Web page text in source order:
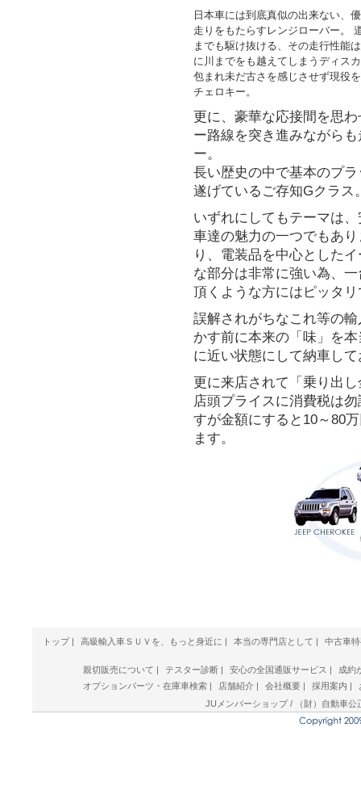
デュアルモーターAWD
パフォーマンス
ホワイトウォーターパール
総額 256万円
新車保証残有
他、4台在庫有り。
新規入庫
独特な四角張ったスタイルや
難はあるもののとにかくカッ
【1999年モデル Limitedリフ
リア
】
詳細は【在庫車情報】←クリ
新規入庫
独特な四角張ったスタイルや
大人気の通称XJ型
ですが、ワリと普通に乗れて
ました。
【2000年モデル スポーツリ
詳細は
弊社の場合、掲載のお支払総
つまり、次回自動車税納付は
■定休日変更のお知らせ■
2月1日より、定休日を変更さ
日本車には到底真似の出来ない、
走りをもたらすレンジローバー。
までも駆け抜ける、その走行性能
に川までをも越えてしまうディス
包まれ未だ古さを感じさせず現役
チェロキー。
更に、豪華な応接間を思
ー路線を突き進みながら
ー。
長い歴史の中で基本のプ
遂げているご存知Gクラス
いずれにしてもテーマは
車達の魅力の一つでもあ
り、電装品を中心とした
な部分は非常に強い為、
頂くような方にはピッタ
誤解されがちなこれ等の
かす前に本来の「味」を
に近い状態にして納車し
更に来店されて「乗り出
店頭プライスに消費税は
すが金額にすると10～80
ます。
トップ| 高級輸入車ＳＵＶを、もっと身近に | 本当の専門店として | 中古車
親切販売について | テスター診断| 安心の全国通販サービス |
成約
オプションパーツ・在庫車検索 | 店舗紹介| 会社概要| 採用案内 |
JUメンバーショップ / （財）自動車